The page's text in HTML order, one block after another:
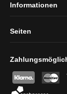
Informationen
Seiten